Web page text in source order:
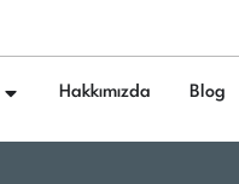
Hakkımızda Blog